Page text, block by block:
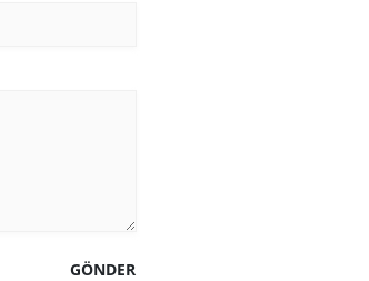
GÖNDER